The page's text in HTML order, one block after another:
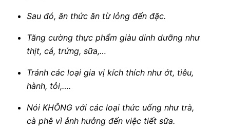
Sau đó, ăn thức ăn từ lỏng đến đặc.
Tăng cường thực phẩm giàu dinh dưỡng như
thịt, cá, trứng, sữa,…
Tránh các loại gia vị kích thích như ớt, tiêu,
hành, tỏi,….
Nói KHÔNG với các loại thức uống như trà,
cà phê vì ảnh hưởng đến việc tiết sữa.